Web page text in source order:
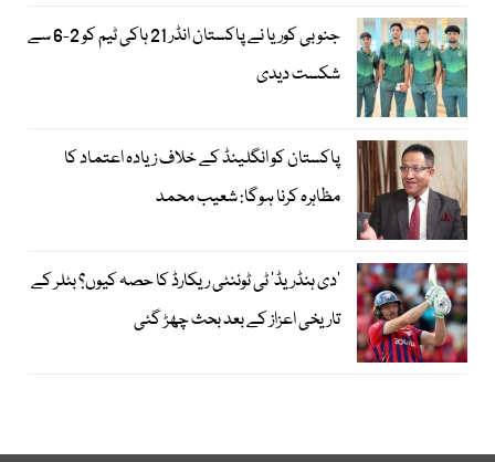
جنوبی کوریا نے پاکستان انڈر 21 ہاکی ٹیم کو 2-6 سے
شکست دیدی
پاکستان کو انگلینڈ کے خلاف زیادہ اعتماد کا
مظاہرہ کرنا ہوگا: شعیب محمد
’دی ہنڈریڈ‘ ٹی ٹوئنٹی ریکارڈ کا حصہ کیوں؟ بٹلر کے
تاریخی اعزاز کے بعد بحث چھڑ گئی